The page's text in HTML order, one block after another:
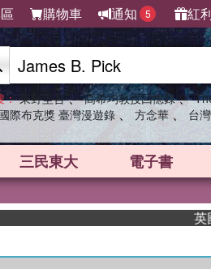
購物車 通知 5 紅
： 東野圭吾 、 高希均教授回憶錄 、
國際布克獎 臺灣漫遊錄 、 方念華 、 台
三民東大 電子書
英國